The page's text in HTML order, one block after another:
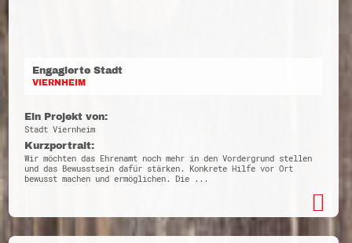
Engagierte Stadt
VIERNHEIM
Ein Projekt von:
Stadt Viernheim
Kurzportrait:
Wir möchten das Ehrenamt noch mehr in den Vordergrund stellen
und das Bewusstsein dafür stärken. Konkrete Hilfe vor Ort
bewusst machen und ermöglichen. Die ...